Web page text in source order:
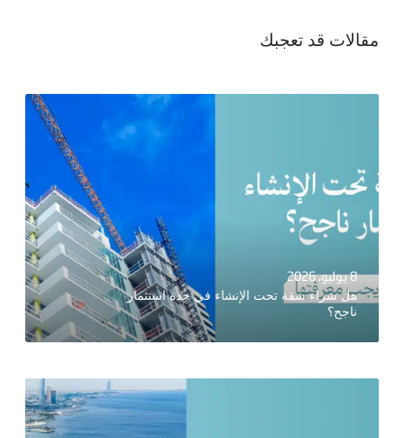
مقالات قد تعجبك
8 يوليو، 2026
هل شراء شقة تحت الإنشاء في جدة استثمار
ناجح؟